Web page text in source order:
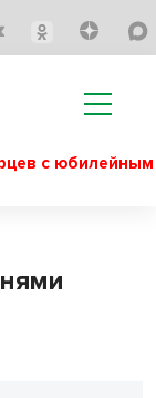
с юбилейным